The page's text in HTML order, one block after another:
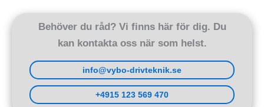
Behöver du råd? Vi finns här för dig. Du
kan kontakta oss när som helst.
info@vybo-drivteknik.se
+4915 123 569 470